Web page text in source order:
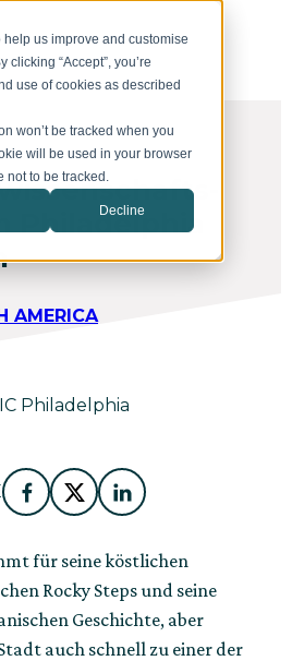
us improve and customise
“Accept”, you’re
use of cookies as described
won’t be tracked when you
will be used in your browser
not to be tracked.
Decline
Philadelphia
AMERICA
FacebookTwitterLinkedIn
für seine köstlichen
Rocky Steps und seine
Geschichte, aber
auch schnell zu einer der